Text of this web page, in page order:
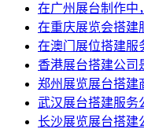
在广州展台制作中
在重庆展览会搭建
在澳门展位搭建服
香港展台搭建公司
郑州展览展台搭建
武汉展台搭建服务
长沙展览展台搭建